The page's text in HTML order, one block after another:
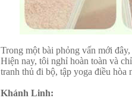
Trong một bài phỏng vấn mới
Hiện nay, tôi nghỉ hoàn toàn và
tranh thủ đi bộ, tập yoga điều hòa
Khánh Linh: